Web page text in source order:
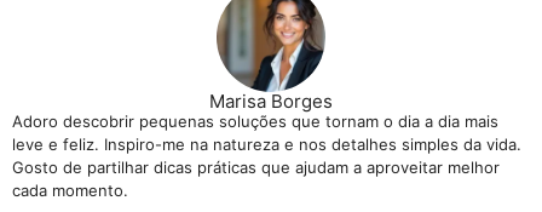
Marisa Borges
Adoro descobrir pequenas soluções que tornam o dia a dia mais
leve e feliz. Inspiro-me na natureza e nos detalhes simples da vida.
Gosto de partilhar dicas práticas que ajudam a aproveitar melhor
cada momento.